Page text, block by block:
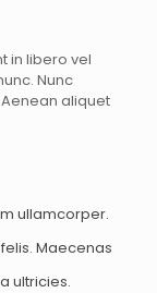
in libero vel
Nunc
aliquet
ullamcorper.
Maecenas
ultricies.